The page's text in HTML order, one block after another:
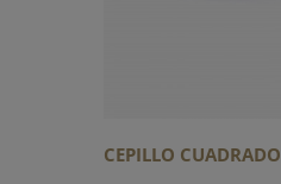
CEPILLO CUADRADO